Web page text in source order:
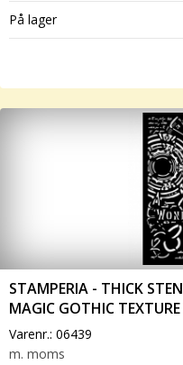
På lager
STAMPERIA - THICK
MAGIC GOTHIC TEXTURE
Varenr.: 06439
m. moms